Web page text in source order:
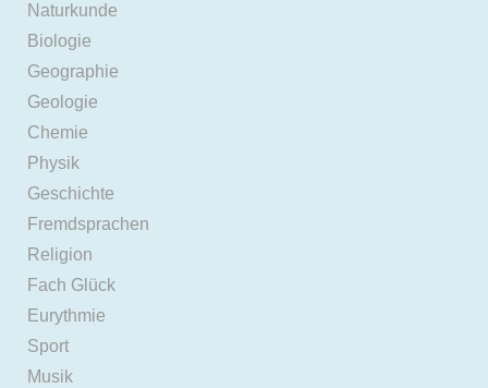
Naturkunde
Biologie
Geographie
Geologie
Chemie
Physik
Geschichte
Fremdsprachen
Religion
Fach Glück
Eurythmie
Sport
Musik